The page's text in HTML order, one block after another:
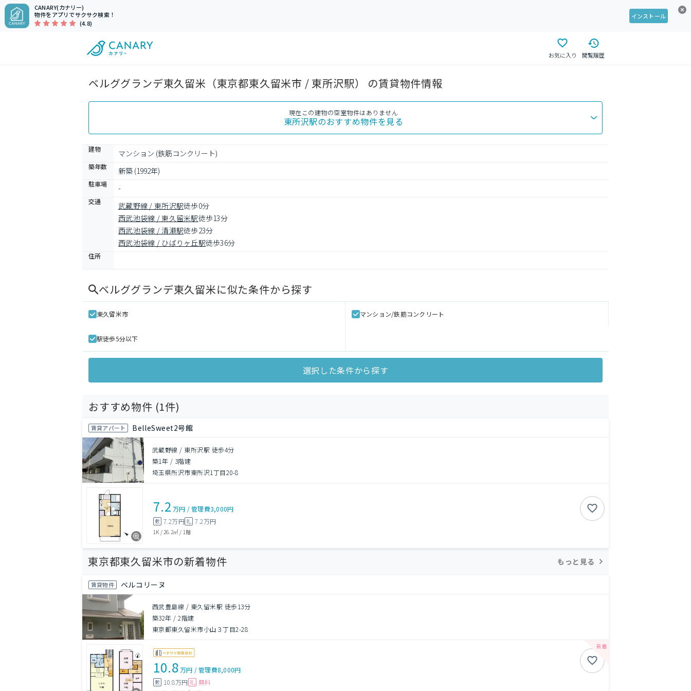
CANARY(カナリー)
物件をアプリでサクサク検索！
(4.8)
インストール
お気に入り 閲覧履歴
ベルググランデ東久留米（東京都東久留米市 / 東所沢駅） の賃貸物件情報
現在この建物の空室物件はありません
東所沢駅のおすすめ物件を見る
建物 マンション (鉄筋コンクリート)
築年数 新築 (1992年)
駐車場 -
交通 武蔵野線 / 東所沢駅徒歩0分
西武池袋線 / 東久留米駅徒歩13分
西武池袋線 / 清瀬駅徒歩23分
西武池袋線 / ひばりヶ丘駅徒歩36分
住所
ベルググランデ東久留米に似た条件から探す
東久留米市 マンション/鉄筋コンクリート
駅徒歩5分以下
選択した条件から探す
おすすめ物件 (1件)
賃貸アパート BelleSweet2号館
武蔵野線 / 東所沢駅 徒歩4分
築1年 / 3階建
埼玉県所沢市東所沢1丁目20-8
7.2 万円 /管理費3,000円
敷 7.2万円礼 7.2万円
1K / 26.2㎡ / 1階
東京都東久留米市の新着物件 もっと見る
賃貸物件 ベルコリーヌ
西武豊島線 / 東久留米駅 徒歩13分
築32年 /2階建
東京都東久留米市小山３丁目2-28
10.8万円 /管理費8,000円
敷 10.8万円 礼 無料